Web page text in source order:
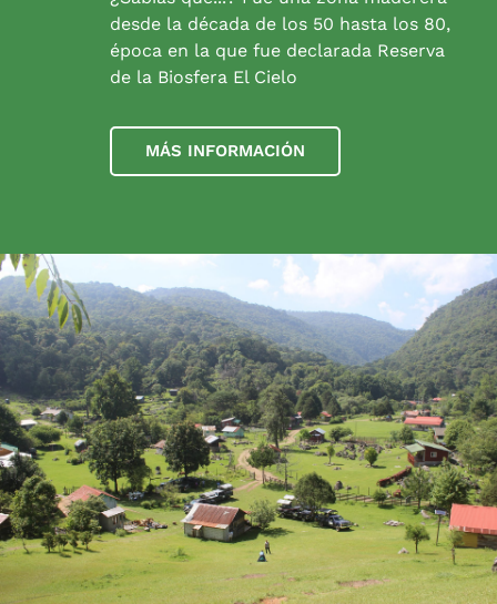
desde la década de los 50 hasta los 80,
época en la que fue declarada Reserva
de la Biosfera El Cielo
MÁS INFORMACIÓN